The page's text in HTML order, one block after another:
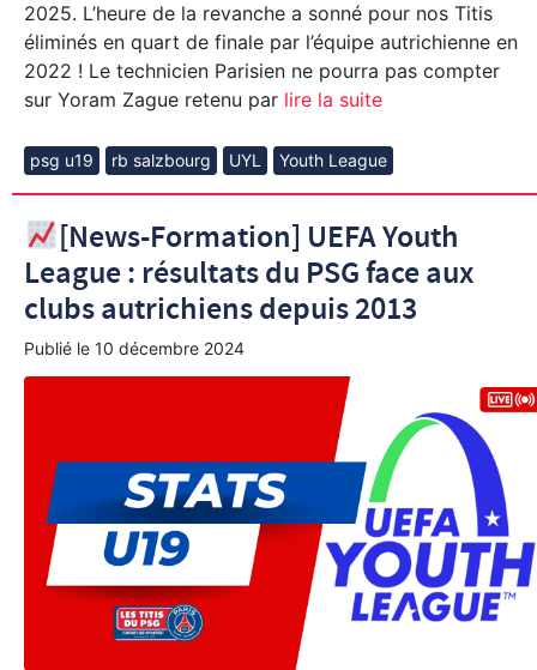
2025. L’heure de la revanche a sonné pour nos Titis
éliminés en quart de finale par l’équipe autrichienne en
2022 ! Le technicien Parisien ne pourra pas compter
sur Yoram Zague retenu par lire la suite
psg u19 rb salzbourg UYL Youth League
[News-Formation] UEFA Youth
League : résultats du PSG face aux
clubs autrichiens depuis 2013
Publié le 10 décembre 2024